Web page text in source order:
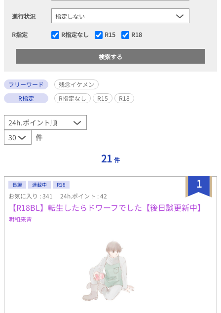
進行状況
R指定 R指定なし R15 R18
フリーワード
残念イケメン
R指定
R指定なし R15 R18
件
21 件
1
長編 連載中 R18
お気に入り : 341 24h.ポイント : 42
【R18BL】転生したらドワーフでした【後日談更新中】
明和来青